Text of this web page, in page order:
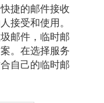
捷的邮件接收
接受和使用。
邮件，临时邮
。在选择服务
自己的临时邮